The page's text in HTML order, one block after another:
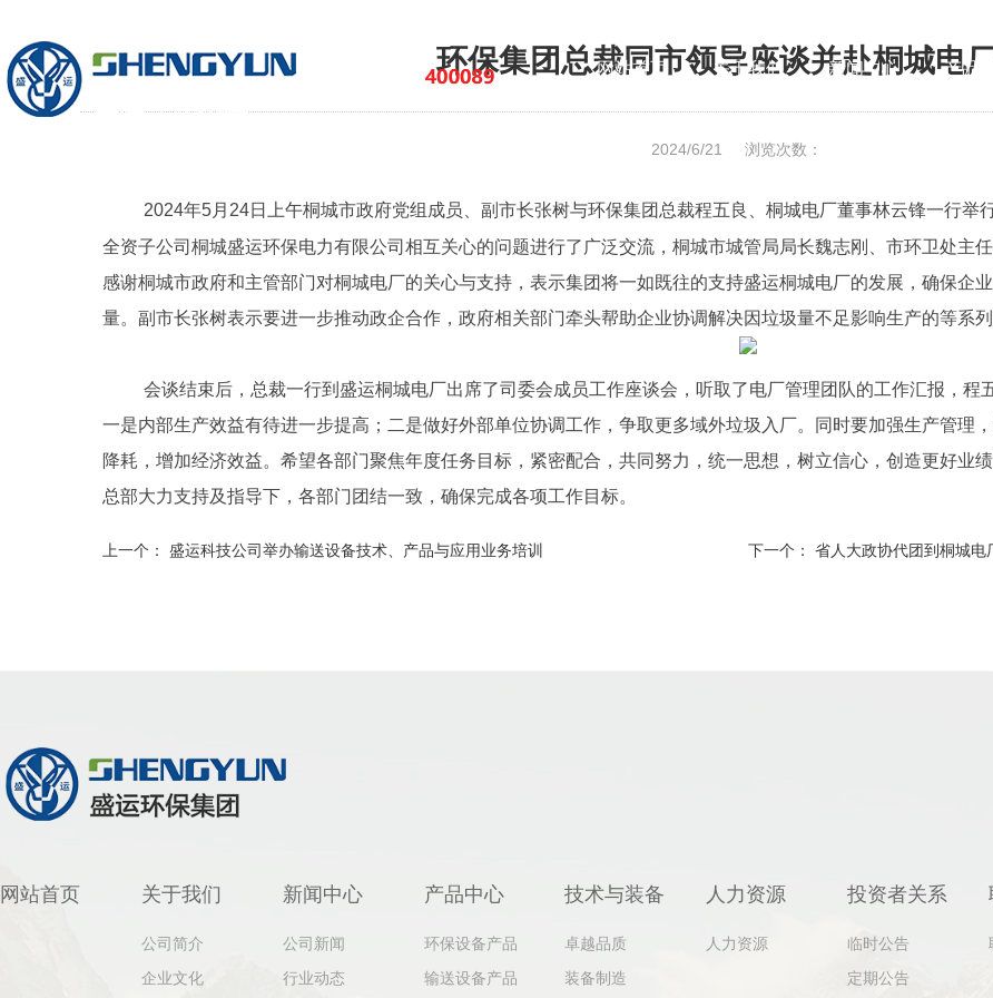
网站首页 关于我们 新闻中心 产品
环保集团总裁同市领导座谈并赴桐城电
2024/6/21 浏览次数：
2024年5月24日上午桐城市政府党组成员、副市长张树与环保集团总裁程五良、桐城电厂董事林云锋一行举
全资子公司桐城盛运环保电力有限公司相互关心的问题进行了广泛交流，桐城市城管局局长魏志刚、市环卫处主
感谢桐城市政府和主管部门对桐城电厂的关心与支持，表示集团将一如既往的支持盛运桐城电厂的发展，确保企
量。副市长张树表示要进一步推动政企合作，政府相关部门牵头帮助企业协调解决因垃圾量不足影响生产的等系列
会谈结束后，总裁一行到盛运桐城电厂出席了司委会成员工作座谈会，听取了电厂管理团队的工作汇报，程
一是内部生产效益有待进一步提高；二是做好外部单位协调工作，争取更多域外垃圾入厂。同时要加强生产管理
降耗，增加经济效益。希望各部门聚焦年度任务目标，紧密配合，共同努力，统一思想，树立信心，创造更好业
总部大力支持及指导下，各部门团结一致，确保完成各项工作目标。
上一个： 盛运科技公司举办输送设备技术、产品与应用业务培训 下一个： 省人大政协代团到桐城电
网站首页 关于我们
公司简介
企业文化
新闻中心
公司新闻
行业动态
产品中心
环保设备产品
输送设备产品
技术与装备
卓越品质
装备制造
人力资源
人力资源
投资者关系
临时公告
定期公告